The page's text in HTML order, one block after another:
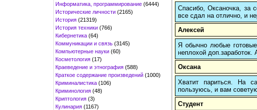
Информатика, программирование (6444)
Исторические личности (2165)
История (21319)
История техники (766)
Кибернетика (64)
Коммуникации и связь (3145)
Компьютерные науки (60)
Косметология (17)
Краеведение и этнография (588)
Краткое содержание произведений (1000)
Криминалистика (106)
Криминология (48)
Криптология (3)
Кулинария (1167)
Спасибо, Оксаночка, за
все сдал на отлично, и
Алексей
Я обычно любые
неплохой
Оксана
Хватит париться. На
пользуюсь, и вам
Студент